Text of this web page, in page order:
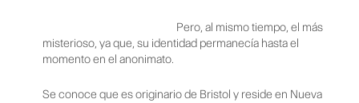
Pero, al mismo tiempo, el más
misterioso, ya que, su identidad permanecía hasta el
momento en el anonimato.
Se conoce que es originario de Bristol y reside en Nueva